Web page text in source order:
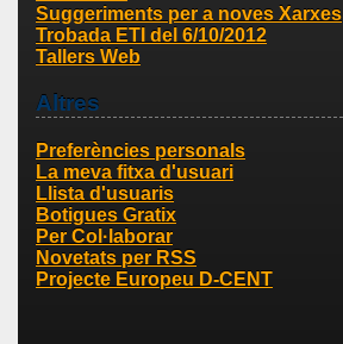
Suggeriments per a noves Xarxes
Trobada ETI del 6/10/2012
Tallers Web
Altres
Preferències personals
La meva fitxa d'usuari
Llista d'usuaris
Botigues Gratix
Per Col·laborar
Novetats per RSS
Projecte Europeu D-CENT